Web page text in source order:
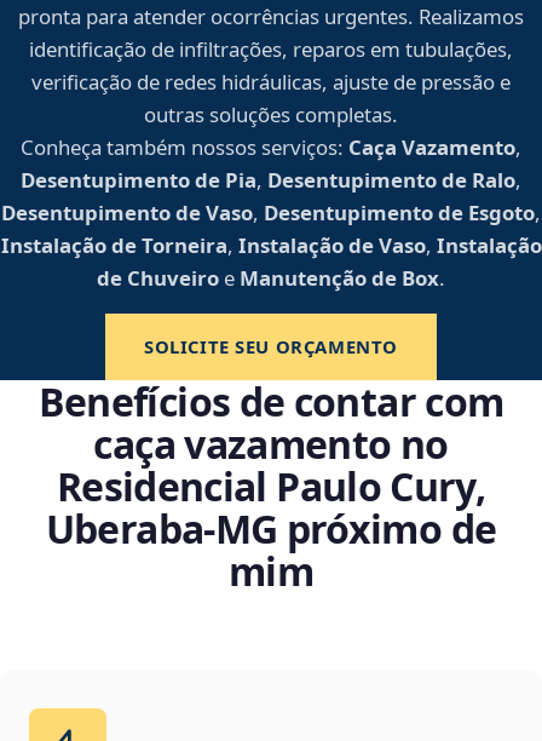
pronta para atender ocorrências urgentes. Realizamos
identificação de infiltrações, reparos em tubulações,
verificação de redes hidráulicas, ajuste de pressão e
outras soluções completas.
Conheça também nossos serviços: Caça Vazamento,
Desentupimento de Pia, Desentupimento de Ralo,
Desentupimento de Vaso, Desentupimento de Esgoto,
Instalação de Torneira, Instalação de Vaso, Instalação
de Chuveiro e Manutenção de Box.
SOLICITE SEU ORÇAMENTO
Benefícios de contar com
caça vazamento no
Residencial Paulo Cury,
Uberaba‑MG próximo de
mim